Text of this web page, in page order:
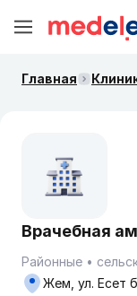
Главная
Врачебная
Районные
Жем, ул. Есет